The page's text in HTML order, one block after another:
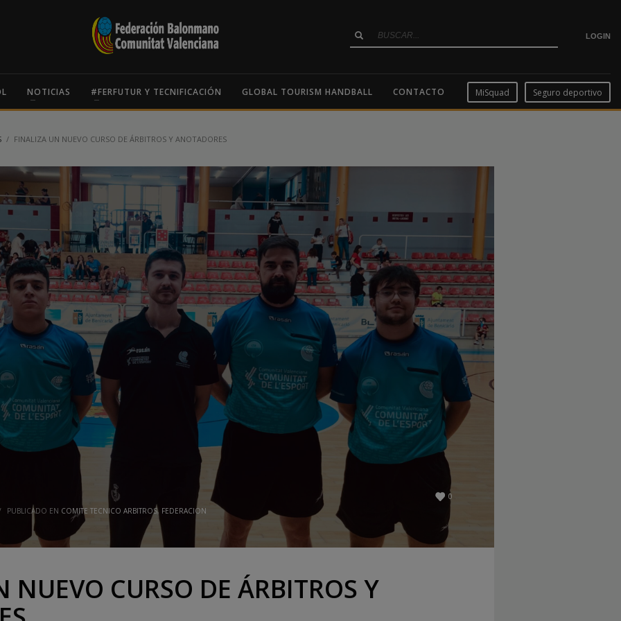
LOGIN
NOTICIAS #FERFUTUR Y TECNIFICACIÓN GLOBAL TOURISM HANDBALL CONTACTO MiSquad Seguro deportivo
FINALIZA UN NUEVO CURSO DE ÁRBITROS Y ANOTADORES
0
PUBLICADO EN COMITE TECNICO ARBITROS, FEDERACION
NUEVO CURSO DE ÁRBITROS Y